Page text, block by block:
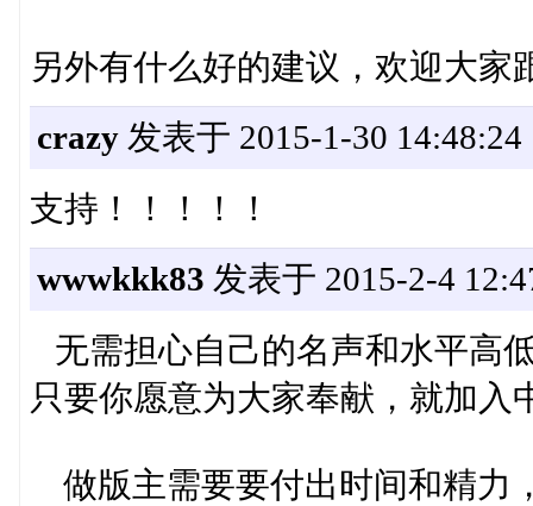
另外有什么好的建议，欢迎大家
crazy发表于 2015-1-30 14:48:24
支持！！！！！
wwwkkk83 发表于 2015-2-4
无需担心自己的名声和水平高
只要你愿意为大家奉献，就加入
做版主需要要付出时间和精力